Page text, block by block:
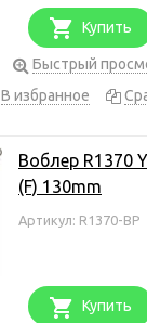
Купить
Быстрый
В избранное
Воблер R1370
(F) 130mm
Артикул: R1370-BP
Купить